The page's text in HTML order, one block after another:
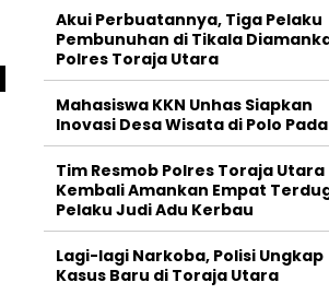
Akui Perbuatannya, Tiga Pelaku
Pembunuhan di Tikala
Polres Toraja Utara
Mahasiswa KKN Unhas Siapkan
Inovasi Desa Wisata di Polo
Tim Resmob Polres Toraja Utara
Kembali Amankan Empat
Pelaku Judi Adu Kerbau
Lagi-lagi Narkoba, Polisi Ungkap
Kasus Baru di Toraja Utara